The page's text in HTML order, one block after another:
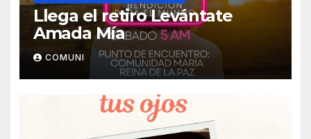
Llega el retiro Levántate
Amada Mía
COMUNI